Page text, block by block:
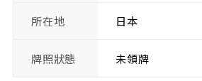
所在地 日本
牌照狀態 未領牌